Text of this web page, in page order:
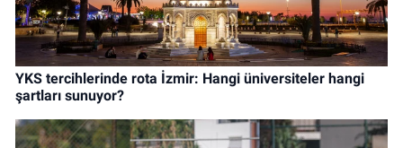
YKS tercihlerinde rota İzmir: Hangi üniversiteler hangi
şartları sunuyor?